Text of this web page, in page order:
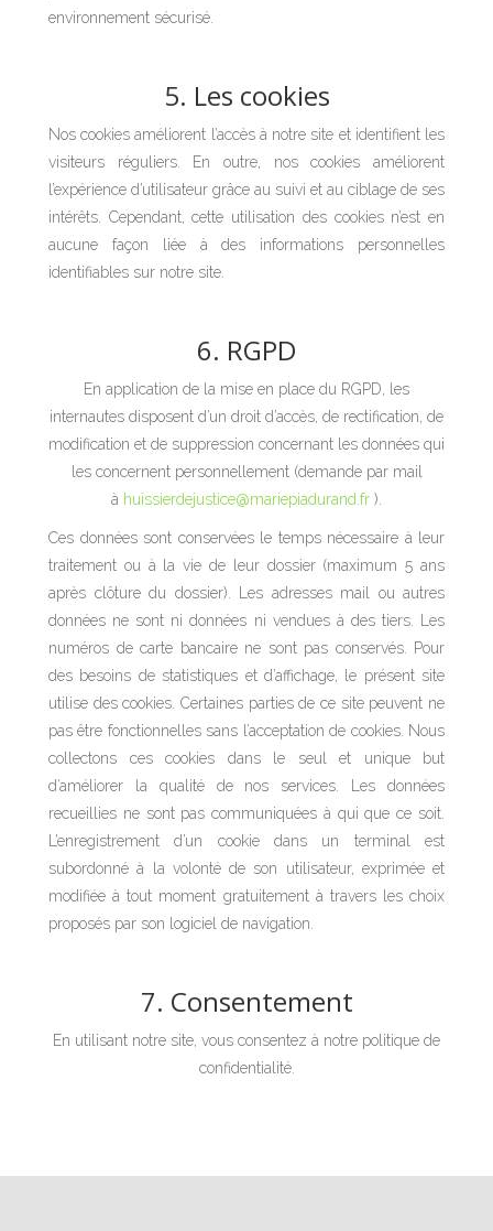
environnement sécurisé.
5. Les cookies
Nos cookies améliorent l’accès à notre site et identifient les
visiteurs réguliers. En outre, nos cookies améliorent
l’expérience d’utilisateur grâce au suivi et au ciblage de ses
intérêts. Cependant, cette utilisation des cookies n’est en
aucune façon liée à des informations personnelles
identifiables sur notre site.
6. RGPD
En application de la mise en place du RGPD, les
internautes disposent d’un droit d’accès, de rectification, de
modification et de suppression concernant les données qui
les concernent personnellement (demande par mail
à huissierdejustice@mariepiadurand.fr ).
Ces données sont conservées le temps nécessaire à leur
traitement ou à la vie de leur dossier (maximum 5 ans
après clôture du dossier). Les adresses mail ou autres
données ne sont ni données ni vendues à des tiers. Les
numéros de carte bancaire ne sont pas conservés. Pour
des besoins de statistiques et d’affichage, le présent site
utilise des cookies. Certaines parties de ce site peuvent ne
pas être fonctionnelles sans l’acceptation de cookies. Nous
collectons ces cookies dans le seul et unique but
d’améliorer la qualité de nos services. Les données
recueillies ne sont pas communiquées à qui que ce soit.
L’enregistrement d’un cookie dans un terminal est
subordonné à la volonté de son utilisateur, exprimée et
modifiée à tout moment gratuitement à travers les choix
proposés par son logiciel de navigation.
7. Consentement
En utilisant notre site, vous consentez à notre politique de
confidentialité.